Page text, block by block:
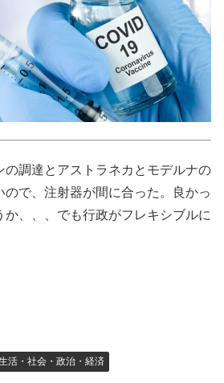
の調達とアストラネカとモデルナの
ので、注射器が間に合った。良かっ
か、、、でも行政がフレキシブルに
活・社会・政治・経済